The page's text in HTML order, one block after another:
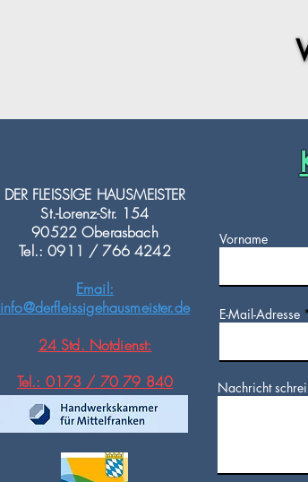
DER FLEISSIGE HAUSMEISTER
St.-Lorenz-Str. 154
90522 Oberasbach
Tel.: 0911 / 766 4242
Email:
info@derfleissigehausmeister.de
24 Std. Notdienst:
Tel.: 0173 / 70 79 840
Vorname
E-Mail-Adresse
Nachricht